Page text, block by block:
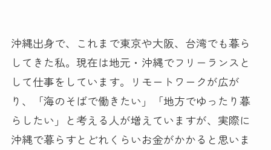
沖縄出身で、これまで東京や大阪、台湾でも暮ら
してきた私。現在は地元・沖縄でフリーランスと
して仕事をしています。リモートワークが広が
り、「海のそばで働きたい」「地方でゆったり暮
らしたい」と考える人が増えていますが、実際に
沖縄で暮らすとどれくらいお金がかかると思いま